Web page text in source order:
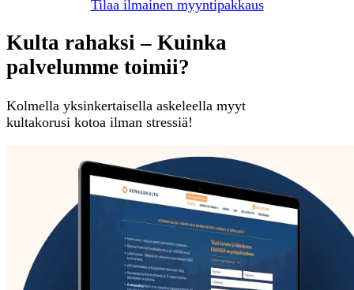
Tilaa ilmainen myyntipakkaus
Kulta rahaksi – Kuinka
palvelumme toimii?
Kolmella yksinkertaisella askeleella myyt
kultakorusi kotoa ilman stressiä!